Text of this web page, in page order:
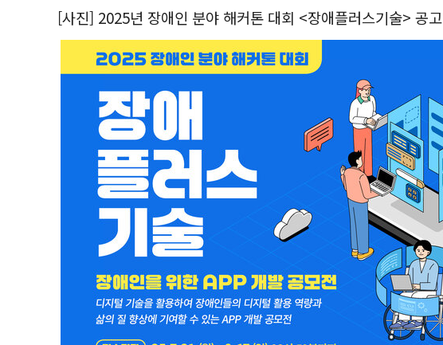
[사진] 2025년 장애인 분야 해커톤 대회 <장애플러스기술> 공고